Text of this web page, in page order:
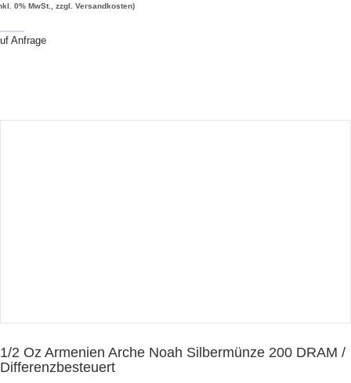
0% MwSt., zzgl. Versandkosten)
Anfrage
1/2 Oz Armenien Arche Noah Silbermünze 200 DRAM /
Differenzbesteuert